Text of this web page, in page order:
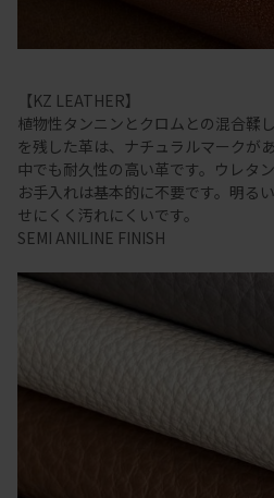
【KZ LEATHER】
植物性タンニンとクロムとの混合鞣
を残した革は、ナチュラルマークが
中でも耐久性の高い革です。ウレタ
お手入れは基本的に不要です。明る
せにくく汚れにくいです。
SEMI ANILINE FINISH